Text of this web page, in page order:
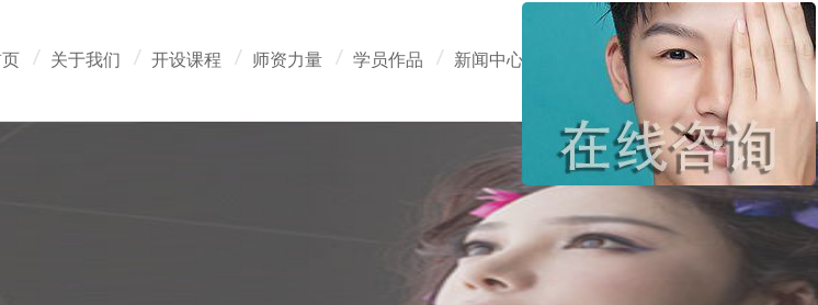
关于我们 开设课程 师资力量 学员作品 新闻中心 在线报名 联系我们